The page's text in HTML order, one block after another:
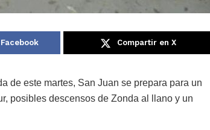
Compartir en X
de este martes, San Juan se prepara para un
posibles descensos de Zonda al llano y un